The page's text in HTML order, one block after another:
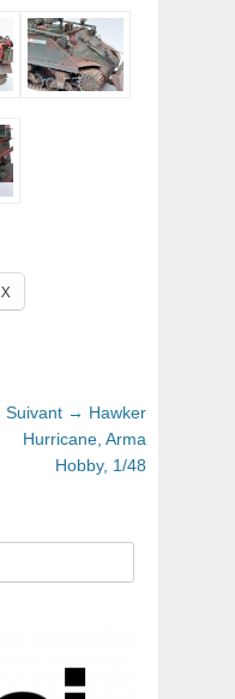
X
Suivant → Article
suivant
:
Hawker
Hurricane, Arma
Hobby, 1/48